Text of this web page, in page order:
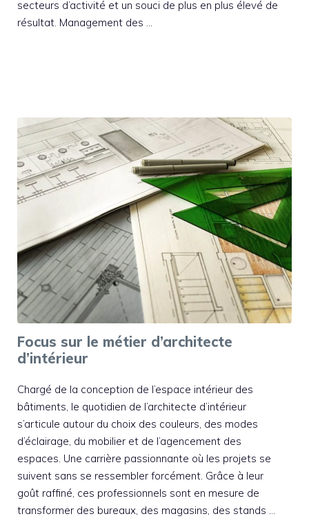
secteurs d’activité et un souci de plus en plus élevé de
résultat. Management des …
Focus sur le métier d’architecte
d’intérieur
Chargé de la conception de l’espace intérieur des
bâtiments, le quotidien de l’architecte d’intérieur
s’articule autour du choix des couleurs, des modes
d’éclairage, du mobilier et de l’agencement des
espaces. Une carrière passionnante où les projets se
suivent sans se ressembler forcément. Grâce à leur
goût raffiné, ces professionnels sont en mesure de
transformer des bureaux, des magasins, des stands …